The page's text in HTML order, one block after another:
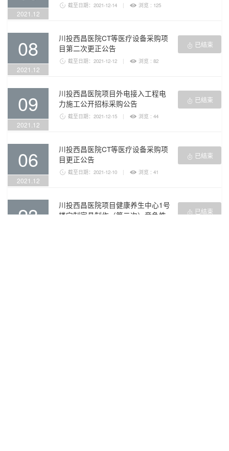
2021.12
 截至日期：2021-12-14 |  浏览 : 125
08
2021.12
川投西昌医院CT等医疗设备采购项
目第二次更正公告
 截至日期：2021-12-12 |  浏览 : 82
 已结束
09
2021.12
川投西昌医院项目外电接入工程电
力施工公开招标采购公告
 截至日期：2021-12-15 |  浏览 : 44
 已结束
06
2021.12
川投西昌医院CT等医疗设备采购项
目更正公告
 截至日期：2021-12-10 |  浏览 : 41
 已结束
23
川投西昌医院项目健康养生中心1号
楼定制家具制作（第二次）竞争性
 已结束